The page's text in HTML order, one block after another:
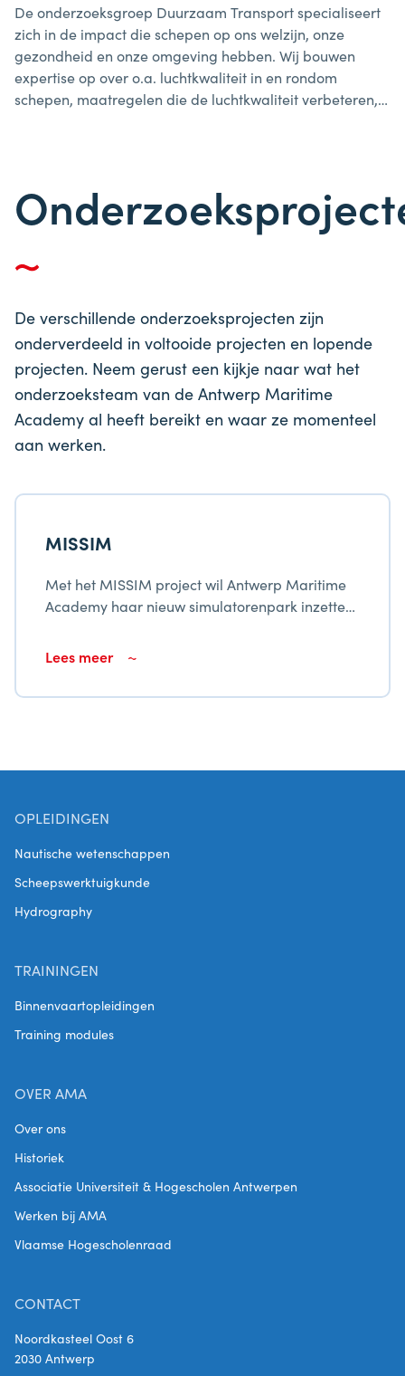
De onderzoeksgroep Duurzaam Transport specialiseert
zich in de impact die schepen op ons welzijn, onze
gezondheid en onze omgeving hebben. Wij bouwen
expertise op over o.a. luchtkwaliteit in en rondom
schepen, maatregelen die de luchtkwaliteit verbeteren,
De verschillende onderzoeksprojecten zijn
onderverdeeld in voltooide projecten en lopende
projecten. Neem gerust een kijkje naar wat het
onderzoeksteam van de Antwerp Maritime
Academy al heeft bereikt en waar ze momenteel
aan werken.
MISSIM
Met het MISSIM project wil Antwerp Maritime
Academy haar nieuw simulatorenpark inzetten
weefsel in Vlaanderen te moderniseren en
Lees meer
OPLEIDINGEN
Nautische wetenschappen
Scheepswerktuigkunde
Hydrography
TRAININGEN
Binnenvaartopleidingen
Training modules
OVER AMA
Over ons
Historiek
Associatie Universiteit & Hogescholen Antwerpen
Werken bij AMA
Vlaamse Hogescholenraad
CONTACT
Noordkasteel Oost 6
2030 Antwerp